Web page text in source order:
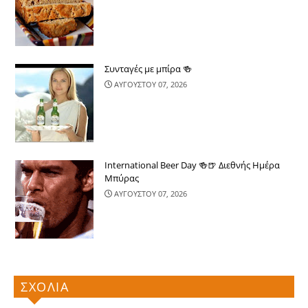
Συνταγές με μπίρα 🍻
ΑΥΓΟΥΣΤΟΥ 07, 2026
International Beer Day 🍻🍺 Διεθνής Ημέρα
Μπύρας
ΑΥΓΟΥΣΤΟΥ 07, 2026
ΣΧΟΛΙΑ